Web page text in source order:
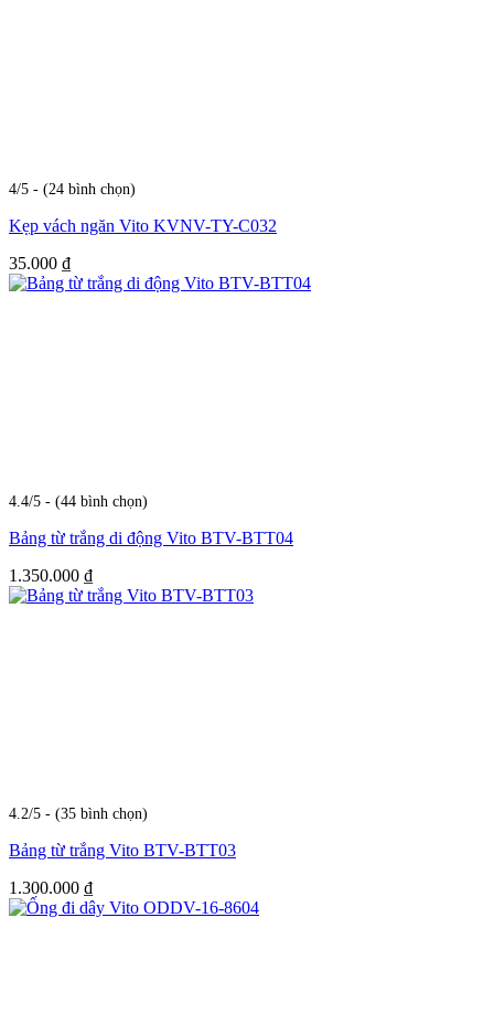
4/5 - (24 bình chọn)
Kẹp vách ngăn Vito KVNV-TY-C032
35.000 ₫
4.4/5 - (44 bình chọn)
Bảng từ trắng di động Vito BTV-BTT04
1.350.000 ₫
4.2/5 - (35 bình chọn)
Bảng từ trắng Vito BTV-BTT03
1.300.000 ₫